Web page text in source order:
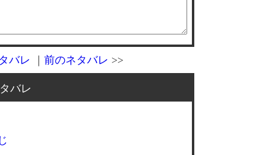
バレ 前のネタバレ >>
バレ